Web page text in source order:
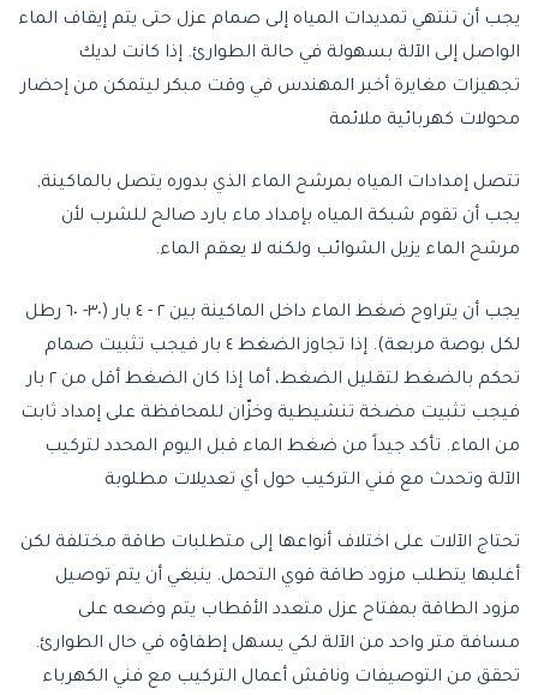
يجب أن تنتهي تمديدات المياه إلى صمام عزل حتى يتم إيقاف الماء
الواصل إلى الآلة بسهولة في حالة الطوارئ. إذا كانت لديك
تجهيزات مغايرة أخبر المهندس في وقت مبكر ليتمكن من إحضار
محولات كهربائية ملائمة
تتصل إمدادات المياه بمرشح الماء الذي بدوره يتصل بالماكينة,
يجب أن تقوم شبكة المياه بإمداد ماء بارد صالح للشرب لأن
مرشح الماء يزيل الشوائب ولكنه لا يعقم الماء.
يجب أن يتراوح ضغط الماء داخل الماكينة بين ٢ - ٤ بار (٣٠- ٦٠ رطل
لكل بوصة مربعة). إذا تجاوز الضغط ٤ بار فيجب تثبيت صمام
تحكم بالضغط لتقليل الضغط، أما إذا كان الضغط أقل من ٢ بار
فيجب تثبيت مضخة تنشيطية وخزّان للمحافظة على إمداد ثابت
من الماء. تأكد جيداً من ضغط الماء قبل اليوم المحدد لتركيب
الآلة وتحدث مع فني التركيب حول أي تعديلات مطلوبة
تحتاج الآلات على اختلاف أنواعها إلى متطلبات طاقة مختلفة لكن
أغلبها يتطلب مزود طاقة قوي التحمل. ينبغي أن يتم توصيل
مزود الطاقة بمفتاح عزل متعدد الأقطاب يتم وضعه على
مسافة متر واحد من الآلة لكي يسهل إطفاؤه في حال الطوارئ.
تحقق من التوصيفات وناقش أعمال التركيب مع فني الكهرباء